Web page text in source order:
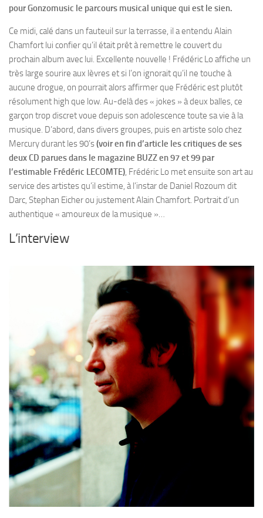
pour Gonzomusic le parcours musical unique qui est le sien.
Ce midi, calé dans un fauteuil sur la terrasse, il a entendu Alain
Chamfort lui confier qu’il était prêt à remettre le couvert du
prochain album avec lui. Excellente nouvelle ! Frédéric Lo affiche un
très large sourire aux lèvres et si l’on ignorait qu’il ne touche à
aucune drogue, on pourrait alors affirmer que Frédéric est plutôt
résolument high que low. Au-delà des « jokes » à deux balles, ce
garçon trop discret voue depuis son adolescence toute sa vie à la
musique. D’abord, dans divers groupes, puis en artiste solo chez
Mercury durant les 90’s(voir en fin d’article les critiques de ses
deux CD parues dans le magazine BUZZ en 97 et 99 par
l’estimable Frédéric LECOMTE), Frédéric Lo met ensuite son art au
service des artistes qu’il estime, à l’instar de Daniel Rozoum dit
Darc, Stephan Eicher ou justement Alain Chamfort. Portrait d’un
authentique « amoureux de la musique »…
L’interview